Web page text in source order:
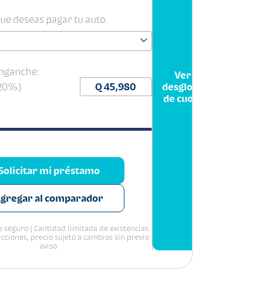
deseas pagar tu auto.
mi préstamo
al comparador
seguro | Cantidad limitada de existencias.
precio sujeto a cambios sin previo
aviso.
Ver
desglose
de cuota